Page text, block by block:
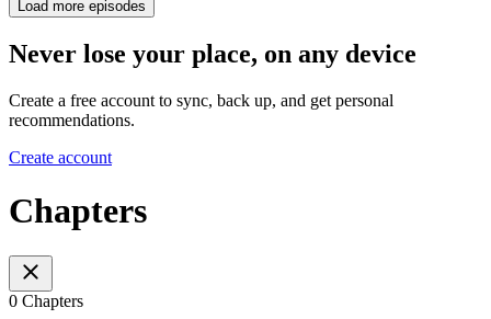
Load more episodes
Never lose your place, on any device
Create a free account to sync, back up, and get personal
recommendations.
Create account
Chapters
0 Chapters